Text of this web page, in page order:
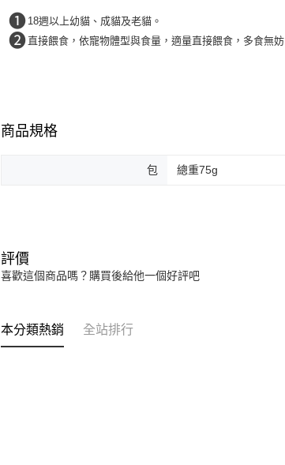
❶ 18週以上幼貓、成貓及老貓。
❷ 直接餵食，依寵物體型與食量，適量直接餵食，多食無妨
商品規格
包 總重75g
評價
喜歡這個商品嗎？購買後給他一個好評吧
本分類熱銷 全站排行